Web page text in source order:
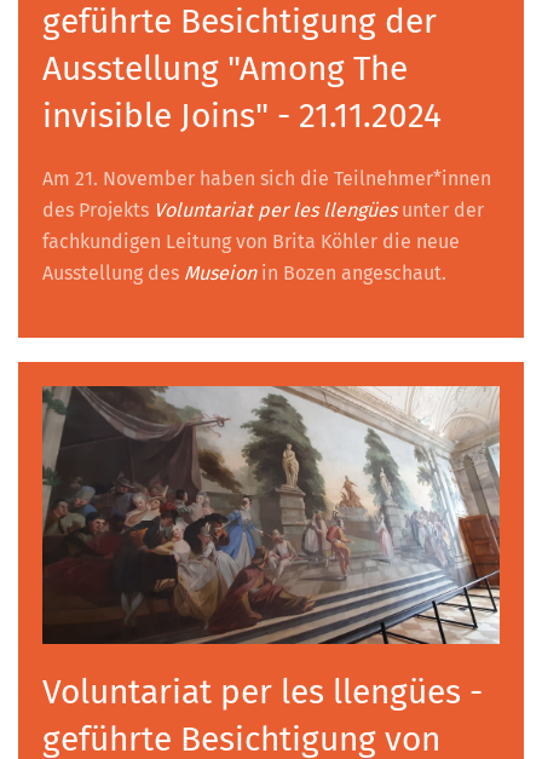
geführte Besichtigung der
Ausstellung "Among The
invisible Joins" - 21.11.2024
Am 21. November haben sich die Teilnehmer*innen
des Projekts Voluntariat per les llengüesunter der
fachkundigen Leitung von Brita Köhler die neue
Ausstellung des Museionin Bozen angeschaut.
Voluntariat per les llengües -
geführte Besichtigung von